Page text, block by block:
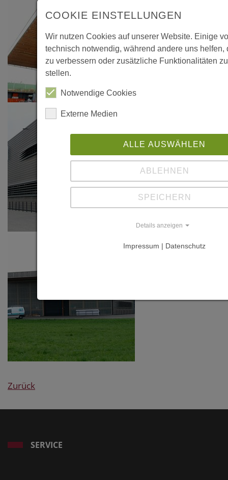
Zurück
SERVICE
COOKIE EINSTELLUNGEN
Wir nutzen Cookies auf unserer Website. Einige
technisch notwendig, während andere uns helfen,
zu verbessern oder zusätzliche Funktionalitäten
stellen.
Notwendige Cookies
Externe Medien
ALLE AUSWÄHLEN
ABLEHNEN
SPEICHERN
Details anzeigen
Impressum | Datenschutz